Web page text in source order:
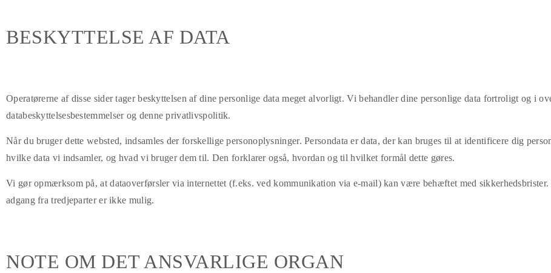
BESKYTTELSE AF DATA
Operatørerne af disse sider tager beskyttelsen af dine personlige data meget alvorligt. Vi behandler dine personlige data fortroligt og i
databeskyttelsesbestemmelser og denne privatlivspolitik.
Når du bruger dette websted, indsamles der forskellige personoplysninger. Persondata er data, der kan bruges til at identificere dig
hvilke data vi indsamler, og hvad vi bruger dem til. Den forklarer også, hvordan og til hvilket formål dette gøres.
Vi gør opmærksom på, at dataoverførsler via internettet (f.eks. ved kommunikation via e-mail) kan være behæftet med
adgang fra tredjeparter er ikke mulig.
NOTE OM DET ANSVARLIGE ORGAN